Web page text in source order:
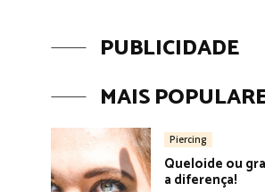
PUBLICIDADE
MAIS
Piercing
Queloide ou
a diferença!